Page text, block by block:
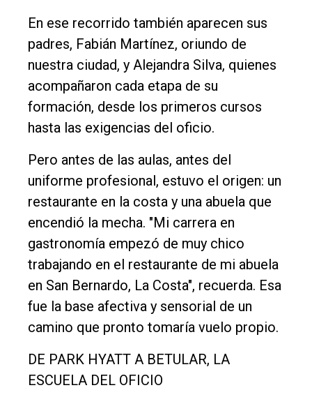
Deportes
Fúnebres
Edición
Empresa
Contacto
En ese recorrido también aparecen sus
padres, Fabián Martínez, oriundo de
nuestra ciudad, y Alejandra Silva, quienes
acompañaron cada etapa de su
formación, desde los primeros cursos
hasta las exigencias del oficio.
Pero antes de las aulas, antes del
uniforme profesional, estuvo el origen: un
restaurante en la costa y una abuela que
encendió la mecha. "Mi carrera en
gastronomía empezó de muy chico
trabajando en el restaurante de mi abuela
en San Bernardo, La Costa", recuerda. Esa
fue la base afectiva y sensorial de un
camino que pronto tomaría vuelo propio.
DE PARK HYATT A BETULAR, LA
ESCUELA DEL OFICIO